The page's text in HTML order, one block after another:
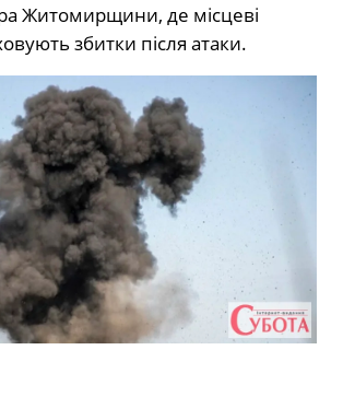
Житомирщини, де місцеві
збитки після атаки.